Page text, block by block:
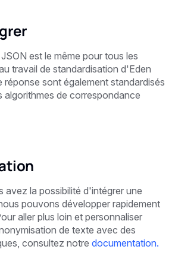
est le même pour tous les
travail de standardisation d'Eden
réponse sont également standardisés
algorithmes de correspondance
avez la possibilité d'intégrer une
pouvons développer rapidement
aller plus loin et personnaliser
de texte avec des
consultez notre documentation.